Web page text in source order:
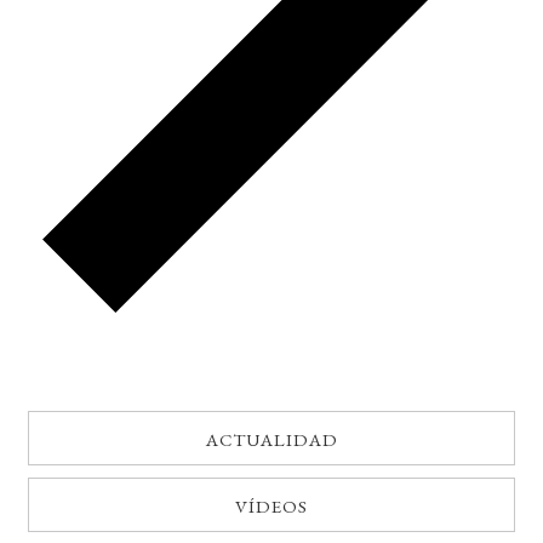
ACTUALIDAD
VÍDEOS